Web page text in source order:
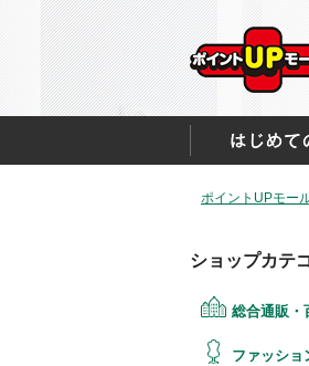
ポイントUPモー
ショップカテ
総合通販・
ファッショ